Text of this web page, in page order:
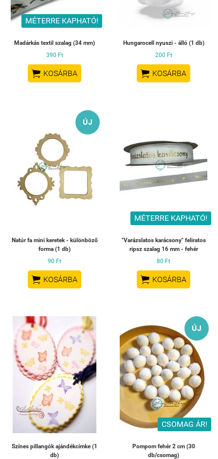
MÉTERRE KAPHATÓ!
Madárkás textil szalag (34 mm)
390 Ft
 KOSÁRBA
Hungarocell nyuszi - álló (1 db)
200 Ft
 KOSÁRBA
ÚJ
Natúr fa mini keretek - különböző
forma (1 db)
90 Ft
 KOSÁRBA
MÉTERRE KAPHATÓ!
"Varázslatos karácsony" feliratos
ripsz szalag 16 mm - fehér
80 Ft
 KOSÁRBA
Színes pillangók ajándékcímke (1
db)
ÚJ
CSOMAG ÁR!
Pompom fehér 2 cm (30
db/csomag)